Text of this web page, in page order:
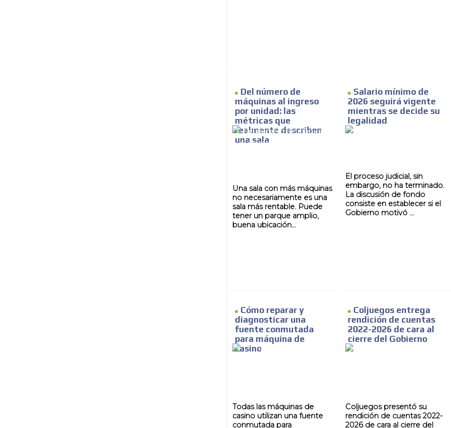
Del número de
máquinas al ingreso
por unidad: las
métricas que
realmente describen
una sala
Una sala con más máquinas
no necesariamente es una
sala más rentable. Puede
tener un parque amplio,
buena ubicación...
Salario mínimo de
2026 seguirá vigente
mientras se decide su
legalidad
El proceso judicial, sin
embargo, no ha terminado.
La discusión de fondo
consiste en establecer si el
Gobierno motivó ...
Cómo reparar y
diagnosticar una
fuente conmutada
para máquina de
casino
Todas las máquinas de
casino utilizan una fuente
conmutada para
Coljuegos entrega
rendición de cuentas
2022-2026 de cara al
cierre del Gobierno
Coljuegos presentó su
rendición de cuentas 2022-
2026 de cara al cierre del